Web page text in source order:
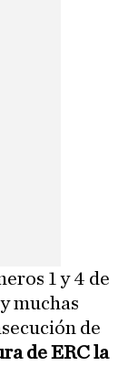
1 y 4 de
muchas
de
de ERC la